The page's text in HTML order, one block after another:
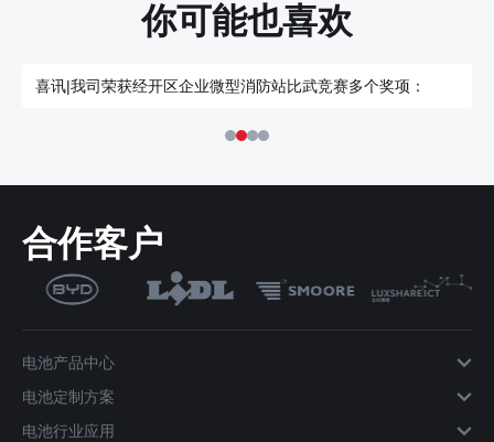
你可能也喜欢
喜讯|我司荣获经开区企业微型消防站比武竞赛多个奖项：
合作客户
电池产品中心
电池定制方案
电池行业应用